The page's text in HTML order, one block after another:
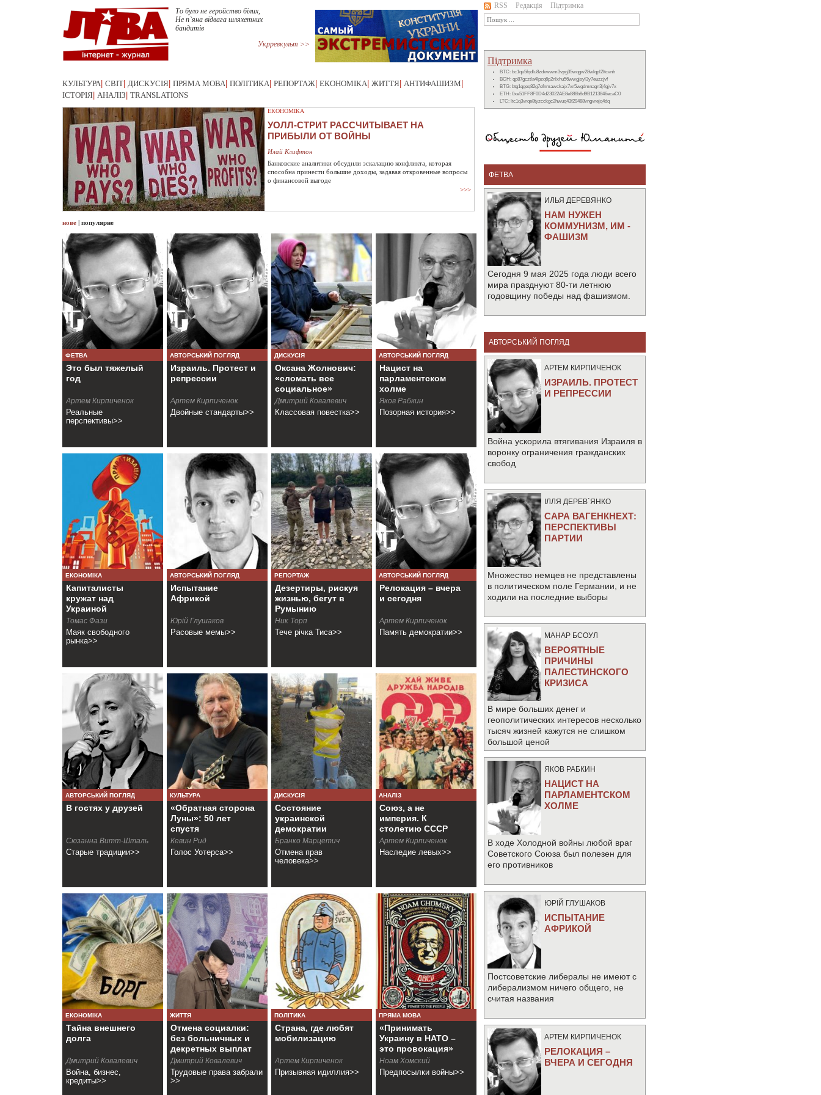
То було не геройство білих,
Не п`яна відвага шляхетних
бандитів
Укрревкульт >>
КУЛЬТУРА СВІТ ДИСКУСІЯ ПРЯМА МОВА ПОЛІТИКА РЕПОРТАЖ ЕКОНОМІКА ЖИТТЯ АНТИФАШИЗМ
ІСТОРІЯ АНАЛІЗ TRANSLATIONS
ЕКОНОМІКА
УОЛЛ-СТРИТ РАССЧИТЫВАЕТ НА
ПРИБЫЛИ ОТ ВОЙНЫ
Илай Клифтон
Банковские аналитики обсудили эскалацию конфликта, которая
способна принести большие доходы, задавая откровенные вопросы
о финансовой выгоде
>>>
нове | популярне
ФЕТВА
Это был тяжелый
год
Артем Кирпиченок
Реальные
перспективы>>
АВТОРСЬКИЙ ПОГЛЯД
Израиль. Протест и
репрессии
Артем Кирпиченок
Двойные стандарты>>
ДИСКУСІЯ
Оксана Жолнович:
«сломать все
социальное»
Дмитрий Ковалевич
Классовая повестка>>
АВТОРСЬКИЙ ПОГЛЯД
Нацист на
парламентском
холме
Яков Рабкин
Позорная история>>
ЕКОНОМІКА
Капиталисты
кружат над
Украиной
Томас Фази
Маяк свободного
рынка>>
АВТОРСЬКИЙ ПОГЛЯД
Испытание
Африкой
Юрiй Глушаков
Расовые мемы>>
РЕПОРТАЖ
Дезертиры, рискуя
жизнью, бегут в
Румынию
Ник Торп
Тече рiчка Тиса>>
АВТОРСЬКИЙ ПОГЛЯД
Релокация – вчера
и сегодня
Артем Кирпиченок
Память демократии>>
АВТОРСЬКИЙ ПОГЛЯД
В гостях у друзей
Сюзанна Витт-Шталь
Старые традиции>>
КУЛЬТУРА
«Обратная сторона
Луны»: 50 лет
спустя
Кевин Рид
Голос Уотерса>>
ДИСКУСІЯ
Состояние
украинской
демократии
непрочно
Бранко Марцетич
Отмена прав
человека>>
АНАЛІЗ
Союз, а не
империя. К
столетию СССР
Артем Кирпиченок
Наследие левых>>
ЕКОНОМІКА
Тайна внешнего
долга
Дмитрий Ковалевич
Война, бизнес,
кредиты>>
ЖИТТЯ
Отмена социалки:
без больничных и
декретных выплат
Дмитрий Ковалевич
Трудовые права забрали
>>
ПОЛІТИКА
Страна, где любят
мобилизацию
Артем Кирпиченок
Призывная идиллия>>
ПРЯМА МОВА
«Принимать
Украину в НАТО –
это провокация»
Ноам Хомский
Предпосылки войны>>
RSS Редакція Підтримка
Підтримка
BTC: bc1qu5fqdlu8zdxwwm3vpg35wqgw28wlqpl2ltcvnh
BCH: qp87gcztla4lpzq6p2nlxhu56wwgjsyl3y7euzzjvf
BTG: btg1qgeq82g7efnmawckajx7xr5wgdmnagn3j4gjv7x
ETH: 0xe51FF8F0D4d23022AE8e888b8d9B1213846ecaC0
LTC: ltc1q3vrqe8tyzcckgc2hwuq43f29488vngvrejq4dq
ФЕТВА
ИЛЬЯ ДЕРЕВЯНКО
НАМ НУЖЕН
КОММУНИЗМ, ИМ -
ФАШИЗМ
Сегодня 9 мая 2025 года люди всего
мира празднуют 80-ти летнюю
годовщину победы над фашизмом.
АВТОРСЬКИЙ ПОГЛЯД
АРТЕМ КИРПИЧЕНОК
ИЗРАИЛЬ. ПРОТЕСТ
И РЕПРЕССИИ
Война ускорила втягивания Израиля в
воронку ограничения гражданских
свобод
IЛЛЯ ДЕРЕВ`ЯНКО
САРА ВАГЕНКНЕХТ:
ПЕРСПЕКТИВЫ
ПАРТИИ
Множество немцев не представлены
в политическом поле Германии, и не
ходили на последние выборы
МАНАР БСОУЛ
ВЕРОЯТНЫЕ
ПРИЧИНЫ
ПАЛЕСТИНСКОГО
КРИЗИСА
В мире больших денег и
геополитических интересов несколько
тысяч жизней кажутся не слишком
большой ценой
ЯКОВ РАБКИН
НАЦИСТ НА
ПАРЛАМЕНТСКОМ
ХОЛМЕ
В ходе Холодной войны любой враг
Советского Союза был полезен для
его противников
ЮРIЙ ГЛУШАКОВ
ИСПЫТАНИЕ
АФРИКОЙ
Постсоветские либералы не имеют с
либерализмом ничего общего, не
считая названия
АРТЕМ КИРПИЧЕНОК
РЕЛОКАЦИЯ –
ВЧЕРА И СЕГОДНЯ